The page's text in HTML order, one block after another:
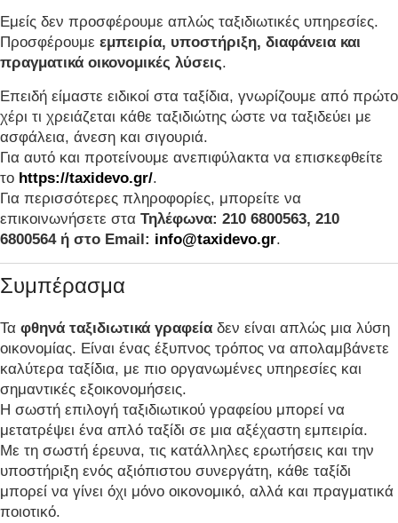
Εμείς δεν προσφέρουμε απλώς ταξιδιωτικές υπηρεσίες.
Προσφέρουμε εμπειρία, υποστήριξη, διαφάνεια και
πραγματικά οικονομικές λύσεις.
Επειδή είμαστε ειδικοί στα ταξίδια, γνωρίζουμε από πρώτο
χέρι τι χρειάζεται κάθε ταξιδιώτης ώστε να ταξιδεύει με
ασφάλεια, άνεση και σιγουριά.
Για αυτό και προτείνουμε ανεπιφύλακτα να επισκεφθείτε
το https://taxidevo.gr/.
Για περισσότερες πληροφορίες, μπορείτε να
επικοινωνήσετε στα Τηλέφωνα: 210 6800563, 210
6800564 ή στο Email: info@taxidevo.gr.
Συμπέρασμα
Τα φθηνά ταξιδιωτικά γραφεία δεν είναι απλώς μια λύση
οικονομίας. Είναι ένας έξυπνος τρόπος να απολαμβάνετε
καλύτερα ταξίδια, με πιο οργανωμένες υπηρεσίες και
σημαντικές εξοικονομήσεις.
Η σωστή επιλογή ταξιδιωτικού γραφείου μπορεί να
μετατρέψει ένα απλό ταξίδι σε μια αξέχαστη εμπειρία.
Με τη σωστή έρευνα, τις κατάλληλες ερωτήσεις και την
υποστήριξη ενός αξιόπιστου συνεργάτη, κάθε ταξίδι
μπορεί να γίνει όχι μόνο οικονομικό, αλλά και πραγματικά
ποιοτικό.